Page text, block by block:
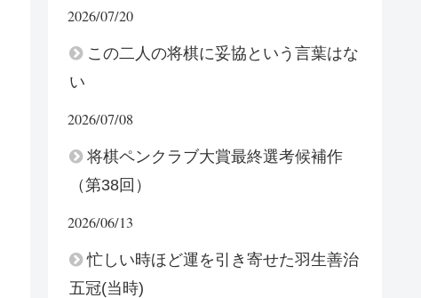
2026/07/20
この二人の将棋に妥協という言葉はな
い
2026/07/08
将棋ペンクラブ大賞最終選考候補作
（第38回）
2026/06/13
忙しい時ほど運を引き寄せた羽生善治
五冠(当時)